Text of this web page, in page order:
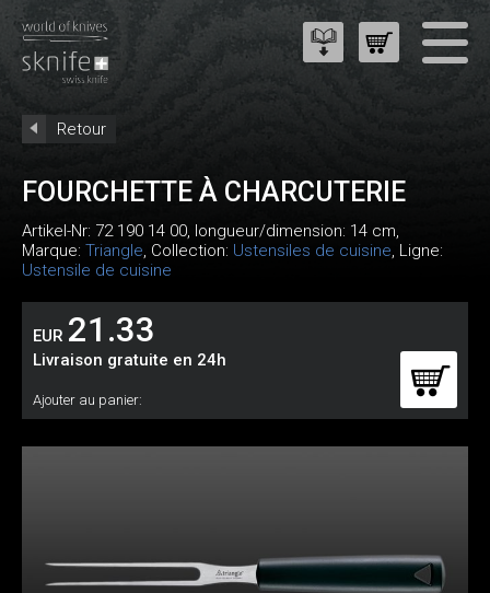
Retour
FOURCHETTE À CHARCUTERIE
Artikel-Nr: 72 190 14 00, longueur/dimension: 14 cm,
Marque: Triangle, Collection: Ustensiles de cuisine, Ligne:
Ustensile de cuisine
EUR 21.33
Livraison gratuite en 24h
Ajouter au panier: